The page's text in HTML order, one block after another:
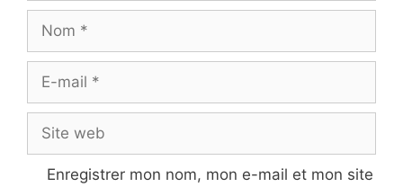
Nom
Site
web
Enregistrer mon nom, mon e-mail et mon site